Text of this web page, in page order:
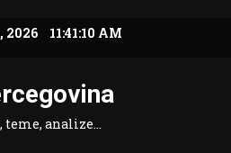
2026 11:41:11 AM
teme, analize…